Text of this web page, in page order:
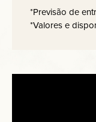
*Previsão de
*Valores e